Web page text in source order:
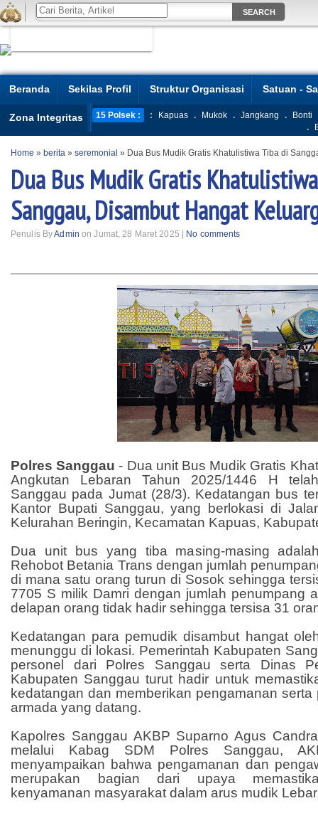
Beranda Sekilas Profil Struktur Organisasi Satuan -
Zona Integritas 15 Polsek : : Kapuas . Mukok . Jangkang .
Bonti
.
Home » berita » seremonial » Dua Bus Mudik Gratis Khatulistiwa Tiba di
Dua Bus Mudik Gratis
Sanggau, Disambut Hangat
Penulis ByAdmin on Jumat, 28 Maret 2025 | No comments
Polres Sanggau- Dua unit Bus Mudik Gratis
Angkutan Lebaran Tahun 2025/1446 H
Sanggau pada Jumat (28/3). Kedatangan bus
Kantor Bupati Sanggau, yang berlokasi di
Kelurahan Beringin, Kecamatan Kapuas,
Dua unit bus yang tiba masing-masing
Rehobot Betania Trans dengan jumlah
di mana satu orang turun di Sosok sehingga
7705 S milik Damri dengan jumlah penumpang
delapan orang tidak hadir sehingga tersisa 31
Kedatangan para pemudik disambut hangat
menunggu di lokasi. Pemerintah Kabupaten
personel dari Polres Sanggau serta Dinas
Kabupaten Sanggau turut hadir untuk
kedatangan dan memberikan pengamanan
armada yang datang.
Kapolres Sanggau AKBP Suparno Agus
melalui Kabag SDM Polres Sanggau,
menyampaikan bahwa pengamanan dan
merupakan bagian dari upaya
kenyamanan masyarakat dalam arus mudik